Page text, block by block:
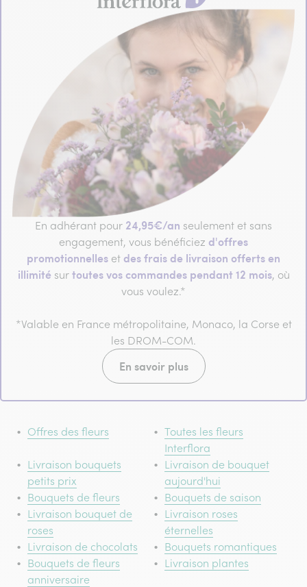
En adhérant pour 24,95€/an seulement et sans
engagement, vous bénéficiez d'offres
promotionnelles et des frais de livraison offerts en
illimité surtoutes vos commandes pendant 12 mois, où
vous voulez.*
*Valable en France métropolitaine, Monaco, la Corse et
les DROM-COM.
En savoir plus
Offres des fleurs
Toutes les fleurs
Interflora
Livraison bouquets
petits prix
Livraison de bouquet
aujourd'hui
Bouquets de fleurs
Bouquets de saison
Livraison bouquet de
roses
Livraison roses
éternelles
Livraison de chocolats
Bouquets romantiques
Bouquets de fleurs
anniversaire
Livraison plantes